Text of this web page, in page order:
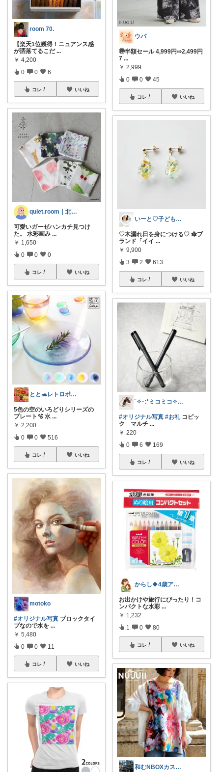
room 70.
【楽天1位獲得！ニュアンス感
が洒落てるこだ ...
￥ 4,200
0 0 6
コレ いいね
quiet.room｜北欧と暮らしの雑貨
可愛いガーゼハンカチ見つけ
た。 水彩画み ...
￥ 1,650
0 0 0
コレ いいね
とと🐢レトロポップとキッチン雑貨👒
5色の空のいろどりシリーズの
プレート🫧 水 ...
￥ 2,200
0 0 516
コレ いいね
motoko
#オリジナル写真 ブロックタイ
プなので水を ...
￥ 5,480
0 0 11
コレ いいね
ウパ
🉐半額セール 4,999円⇨2,499円
7 ...
￥ 2,999
0 0 45
コレ いいね
いーと♡子ども日用品/スイーツギフト/猫
♡木漏れ日を身につける♡ 傘ブ
ランド「イイ ...
￥ 9,900
3 2 613
コレ いいね
˚✧･:*ミコミコ✧₊⁎･:*thx☺︎
#オリジナル写真 #お礼コピッ
ク マルチ ...
￥ 220
0 6 169
コレ いいね
からし🍀4歳アレっ子育児&知育
お出かけや旅行にぴったり！コ
ンパクトな水彩 ...
￥ 1,232
1 0 80
コレ いいね
和むNBOXカスタム👍上限中🙇